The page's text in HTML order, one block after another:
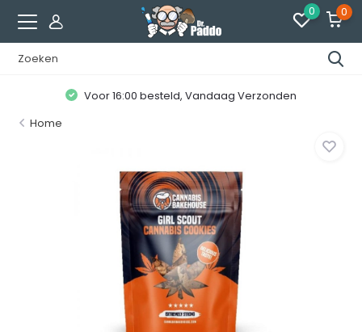
0 0
Voor 16:00 besteld, Vandaag Verzonden
Home